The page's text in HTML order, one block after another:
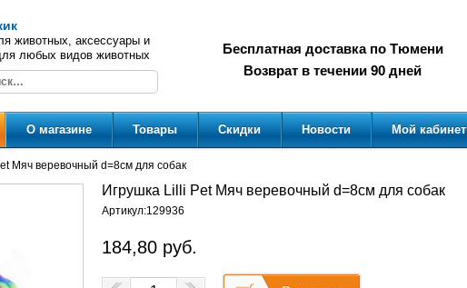
животных, аксессуары и
любых видов животных
Бесплатная доставка по Тюмени
Возврат в течении 90 дней
О магазине Товары Скидки Новости Мой кабинет
Мяч веревочный d=8см для собак
Игрушка Lilli Pet Мяч веревочный d=8см для собак
Артикул:129936
184,80 руб.